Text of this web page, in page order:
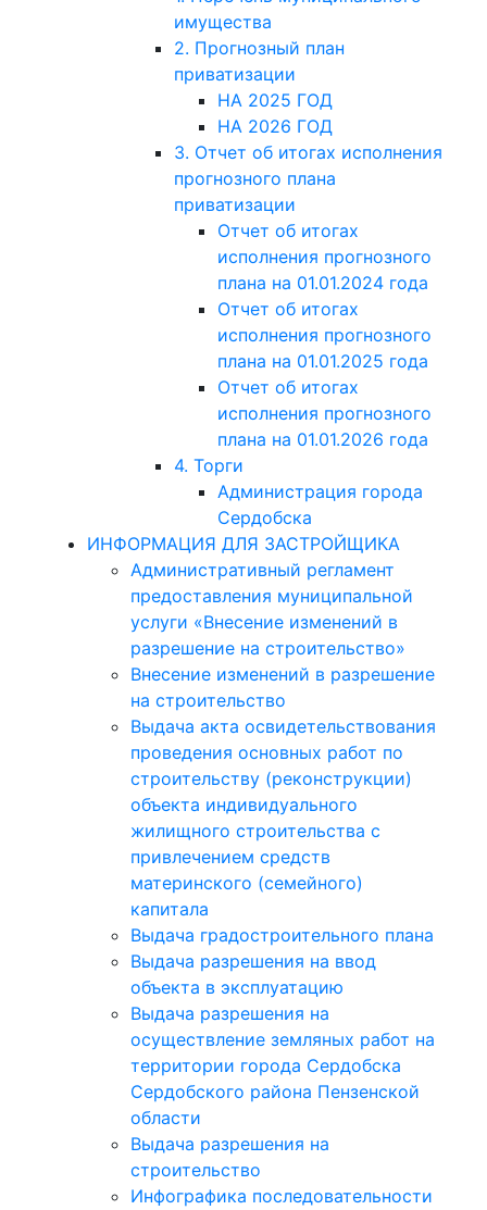
имущества
2. Прогнозный план
приватизации
НА 2025 ГОД
НА 2026 ГОД
3. Отчет об итогах исполнения
прогнозного плана
приватизации
Отчет об итогах
исполнения прогнозного
плана на 01.01.2024 года
Отчет об итогах
исполнения прогнозного
плана на 01.01.2025 года
Отчет об итогах
исполнения прогнозного
плана на 01.01.2026 года
4. Торги
Администрация города
Сердобска
ИНФОРМАЦИЯ ДЛЯ ЗАСТРОЙЩИКА
Административный регламент
предоставления муниципальной
услуги «Внесение изменений в
разрешение на строительство»
Внесение изменений в разрешение
на строительство
Выдача акта освидетельствования
проведения основных работ по
строительству (реконструкции)
объекта индивидуального
жилищного строительства с
привлечением средств
материнского (семейного)
капитала
Выдача градостроительного плана
Выдача разрешения на ввод
объекта в эксплуатацию
Выдача разрешения на
осуществление земляных работ на
территории города Сердобска
Сердобского района Пензенской
области
Выдача разрешения на
строительство
Инфографика последовательности